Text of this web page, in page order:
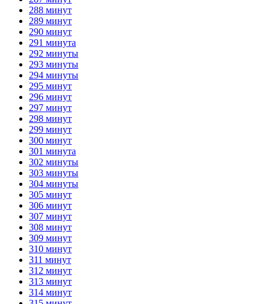
288 минут
289 минут
290 минут
291 минута
292 минуты
293 минуты
294 минуты
295 минут
296 минут
297 минут
298 минут
299 минут
300 минут
301 минута
302 минуты
303 минуты
304 минуты
305 минут
306 минут
307 минут
308 минут
309 минут
310 минут
311 минут
312 минут
313 минут
314 минут